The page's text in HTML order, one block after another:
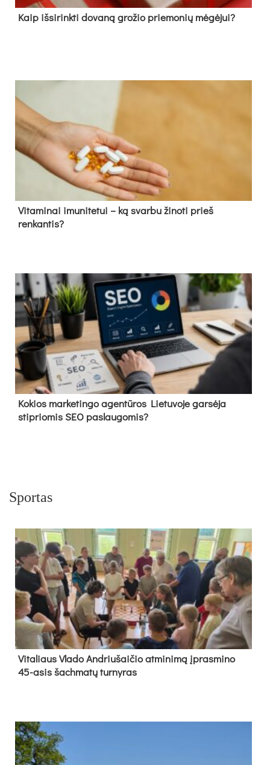
Kaip išsirinkti dovaną grožio priemonių mėgėjui?
Vitaminai imunitetui – ką svarbu žinoti prieš
renkantis?
Kokios marketingo agentūros Lietuvoje garsėja
stipriomis SEO paslaugomis?
Sportas
Vi­ta­liaus Vla­do And­riu­šai­čio at­mi­ni­mą įpras­mi­no
45-asis šach­ma­tų tur­ny­ras